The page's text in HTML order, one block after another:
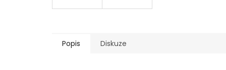
Popis Diskuze